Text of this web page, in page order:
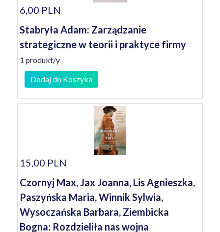
6,00 PLN
Stabryła Adam: Zarządzanie
strategiczne w teorii i praktyce firmy
1 produkt/y
Dodaj do Koszyka
15,00 PLN
Czornyj Max, Jax Joanna, Lis Agnieszka,
Paszyńska Maria, Winnik Sylwia,
Wysoczańska Barbara, Ziembicka
Bogna: Rozdzieliła nas wojna